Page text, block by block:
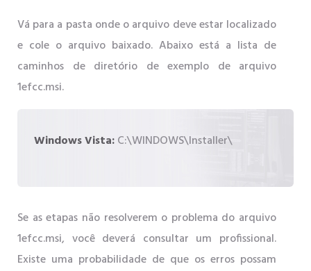
Vá para a pasta onde o arquivo deve estar localizado
e cole o arquivo baixado. Abaixo está a lista de
caminhos de diretório de exemplo de arquivo
1efcc.msi.
Windows Vista:C:\WINDOWS\Installer\
Se as etapas não resolverem o problema do arquivo
1efcc.msi, você deverá consultar um profissional.
Existe uma probabilidade de que os erros possam